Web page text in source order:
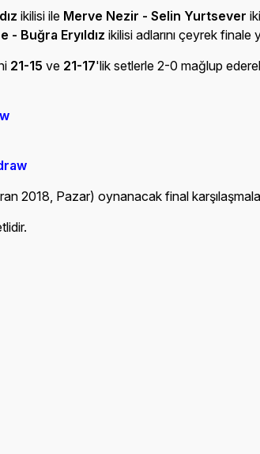
ikilisi ile Merve Nezir - Selin Yurtsever
- Buğra Eryıldız ikilisi adlarını çeyrek finale
21-15 ve 21-17'lik setlerle 2-0 mağlup
2018, Pazar) oynanacak final